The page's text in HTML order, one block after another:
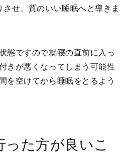
せ、質のいい睡眠へと導きま
態ですので就寝の直前に入っ
きが悪くなってしまう可能性
を空けてから睡眠をとるよう
った方が良いこ